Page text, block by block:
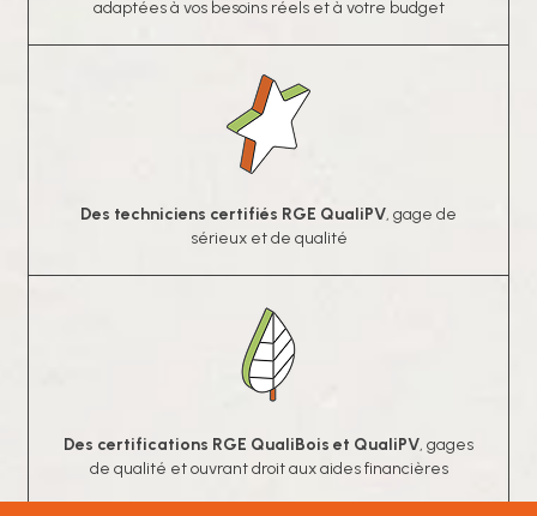
adaptées à vos besoins réels et à votre budget
Des techniciens certifiés RGE QualiPV, gage de
sérieux et de qualité
Des certifications RGE QualiBois et QualiPV, gages
de qualité et ouvrant droit aux aides financières